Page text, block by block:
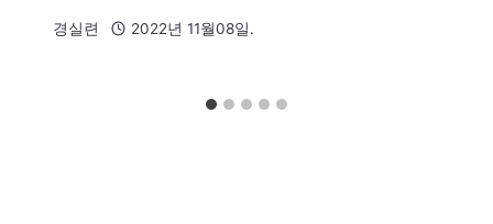
경실련 2022년 11월08일.